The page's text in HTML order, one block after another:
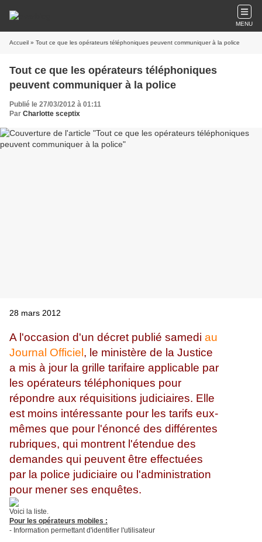
MENU
Accueil » Tout ce que les opérateurs téléphoniques peuvent communiquer à la police
Tout ce que les opérateurs téléphoniques
peuvent communiquer à la police
Publié le 27/03/2012 à 01:11
Par Charlotte sceptix
28 mars 2012
A l'occasion d'un décret publié samedi au
Journal Officiel , le ministère de la Justice
a mis à jour la grille tarifaire applicable par
les opérateurs téléphoniques pour
répondre aux réquisitions judiciaires. Elle
est moins intéressante pour les tarifs eux-
mêmes que pour l'énoncé des différentes
rubriques, qui montrent l'étendue des
demandes qui peuvent être effectuées
par la police judiciaire ou l'administration
pour mener ses enquêtes.
Voici la liste.
Pour les opérateurs mobiles :
- Information permettant d'identifier l'utilisateur